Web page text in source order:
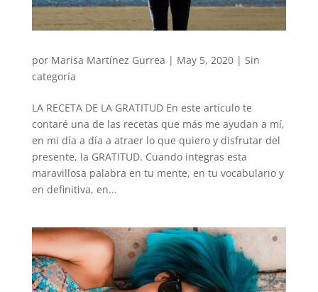
por Marisa Martínez Gurrea | May 5, 2020| Sin
categoría
LA RECETA DE LA GRATITUD En este artículo te
contaré una de las recetas que más me ayudan a mí,
en mi día a día a atraer lo que quiero y disfrutar del
presente, la GRATITUD. Cuando integras esta
maravillosa palabra en tu mente, en tu vocabulario y
en definitiva, en...